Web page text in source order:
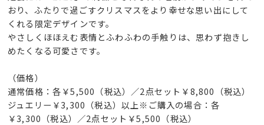
おり、ふたりで過ごすクリスマスをより幸せな思い出にして
くれる限定デザインです。
やさしくほほえむ表情とふわふわの手触りは、思わず抱きし
めたくなる可愛さです。
（価格）
通常価格：各￥5,500（税込）／2点セット￥8,800（税込）
ジュエリー￥3,300（税込）以上※ご購入の場合：各
￥3,300（税込）／2点セット￥5,500（税込）